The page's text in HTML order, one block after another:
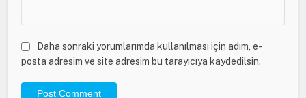
Daha sonraki yorumlarımda kullanılması için adım, e-
posta adresim ve site adresim bu tarayıcıya kaydedilsin.